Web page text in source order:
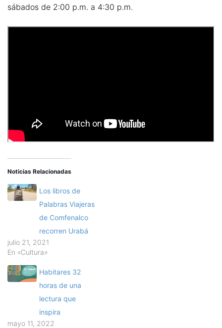
sábados de 2:00 p.m. a 4:30 p.m.
Noticias Relacionadas
Los libros de
Palabras Viajeras
de Comfenalco
recorren Urabá
julio 21, 2021
En «Cultura»
Habitares 32
horas de una
lectura que
inspira
mayo 11, 2022